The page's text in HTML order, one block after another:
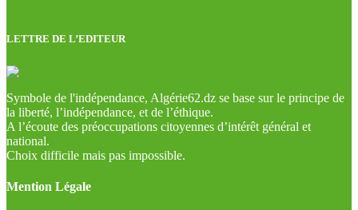
LETTRE DE L’EDITEUR
Symbole de l'indépendance, Algérie62.dz se base sur le principe de
la liberté, l’indépendance, et de l’éthique.
A l’écoute des préoccupations citoyennes d’intérêt général et
national.
Choix difficile mais pas impossible.
Mention Légale